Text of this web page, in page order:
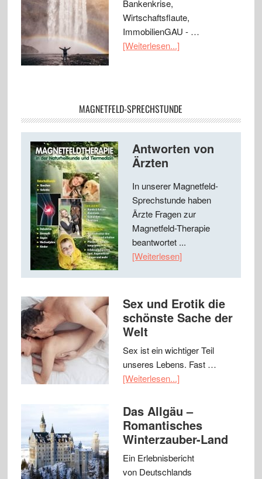
Bankenkrise,
Wirtschaftsflaute,
ImmobilienGAU - …
[Weiterlesen...]
MAGNETFELD-SPRECHSTUNDE
Antworten von
Ärzten
In unserer Magnetfeld-
Sprechstunde haben
Ärzte Fragen zur
Magnetfeld-Therapie
beantwortet ...
[Weiterlesen]
Sex und Erotik die
schönste Sache der
Welt
Sex ist ein wichtiger Teil
unseres Lebens. Fast …
[Weiterlesen...]
Das Allgäu –
Romantisches
Winterzauber-Land
Ein Erlebnisbericht
von Deutschlands